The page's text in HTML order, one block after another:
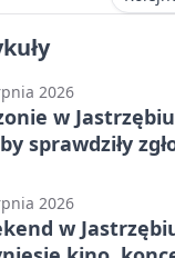
2026
w
sprawdziły
2026
w